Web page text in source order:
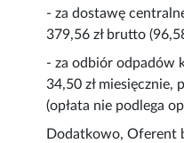
- za dostawę
379,56 zł brutto
- za odbiór odpadów
34,50 zł miesięcznie,
(opłata nie podlega
Dodatkowo, Oferent